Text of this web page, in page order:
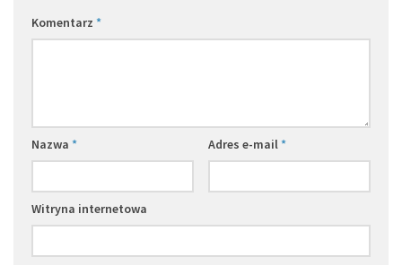
Komentarz *
Nazwa * Adres e-mail*
Witryna internetowa